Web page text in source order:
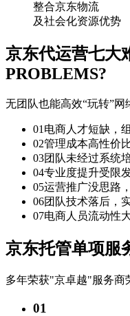
整合京东物流
及社会化资源优势
京东代运营七大
PROBLEMS?
无团队也能高效“玩转”网
01 电商人才短缺，
02管理成本高性价
03团队未经过系统
04专业度提升受限
05运营推广没思路
06团队技术落后，
07电商人员流动性
京东托管单项服
多年荣获"京卓越"服务商
01